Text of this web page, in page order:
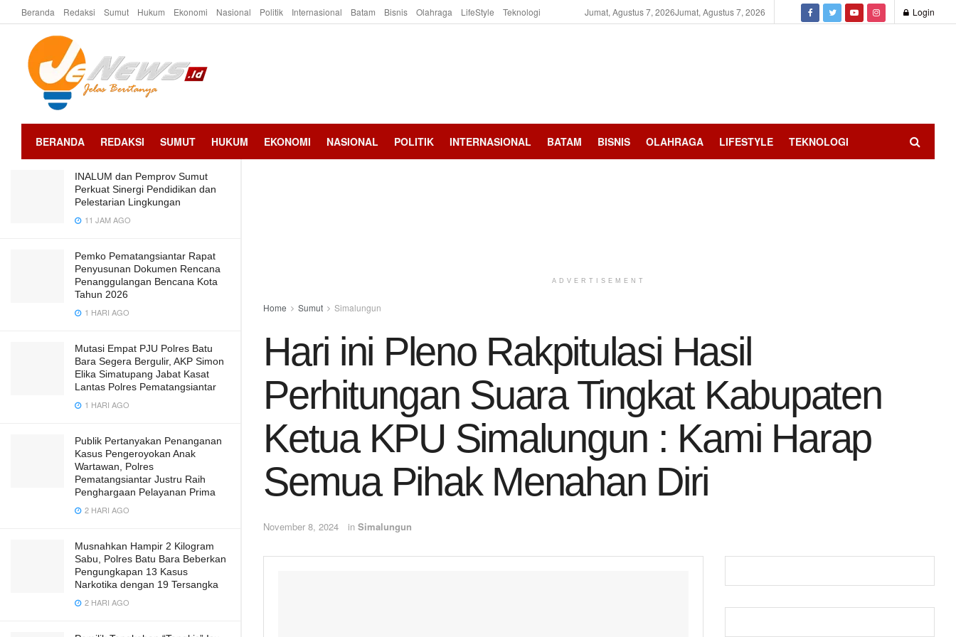
LATEST TRENDING
Hari ini Pleno Rakpitulasi Hasil
Perhitungan Suara Tingkat Kabupaten
Ketua KPU Simalungun : Kami Harap
Semua Pihak Menahan Diri
INALUM dan Pemprov Sumut
Perkuat Sinergi Pendidikan dan
Pelestarian Lingkungan
11 JAM AGO
Pemko Pematangsiantar Rapat
Penyusunan Dokumen Rencana
Penanggulangan Bencana Kota
Tahun 2026
1 HARI AGO
Mutasi Empat PJU Polres Batu
Bara Segera Bergulir, AKP Simon
Elika Simatupang Jabat Kasat
Lantas Polres Pematangsiantar
1 HARI AGO
Publik Pertanyakan Penanganan
Kasus Pengeroyokan Anak
Wartawan, Polres
Pematangsiantar Justru Raih
Penghargaan Pelayanan Prima
2 HARI AGO
Musnahkan Hampir 2 Kilogram
Sabu, Polres Batu Bara Beberkan
Pengungkapan 13 Kasus
Narkotika dengan 19 Tersangka
2 HARI AGO
Beranda Redaksi Sumut Hukum Ekonomi Nasional Politik Internasional Batam Bisnis Olahraga LifeStyle Teknologi Jumat, Agustus 7, 2026Jumat, Agustus 7, 2026 Login
BERANDA REDAKSI SUMUT HUKUM EKONOMI NASIONAL POLITIK INTERNASIONAL BATAM BISNIS OLAHRAGA LIFESTYLE TEKNOLOGI
ADVERTISEMENT
Home Sumut Simalungun
Hari ini Pleno Rakpitulasi Hasil
Perhitungan Suara Tingkat Kabupaten
Ketua KPU Simalungun : Kami Harap
Semua Pihak Menahan Diri
November 8, 2024 in Simalungun